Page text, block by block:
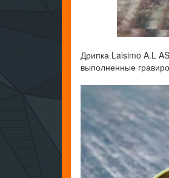
Дрипка Laisimo A.L
выполненные